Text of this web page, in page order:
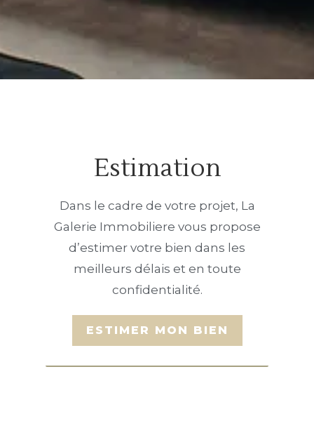
Estimation
Dans le cadre de votre projet, La
Galerie Immobiliere vous propose
d’estimer votre bien dans les
meilleurs délais et en toute
confidentialité.